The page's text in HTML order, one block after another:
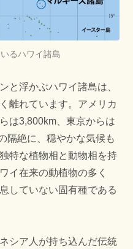
るハワイ諸島
と浮かぶハワイ諸島は、
離れています。アメリカ
は3,800km、東京からは
隔絶に、穏やかな気候も
特な植物相と動物相を持
イ在来の動植物の多く
していない固有種である
シア人が持ち込んだ伝統